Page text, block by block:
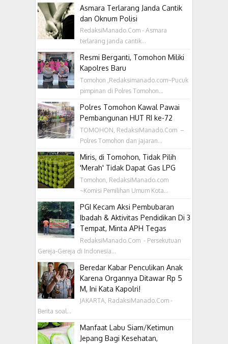
Asmara Terlarang Janda Cantik
dan Oknum Polisi
RedaksiManado.Com - Asmara
terlarang janda cantik...
Resmi Berganti, Tomohon Miliki
Kapolres Baru
Tomohon ,Redaksimanado.com~Pucuk
pimpinan di Polres Tomohon...
Polres Tomohon Kawal Pawai
Pembangunan HUT RI ke-72
TOMOHON, RedaksiManado.Com –
Polres Tomohon dan jajaran...
Miris, di Tomohon, Tidak Pilih
'Merah' Tidak Dapat Gas LPG
Tomohon, RedaksiManado.com
~Komisi Pemilihan Umum Kota...
PGI Kecam Aksi Pembubaran
Ibadah & Aktivitas Pendidikan Di 3
Tempat, Minta APH Tegas
RedaksiManado.Com - Persekutuan
Gereja-Gereja di Indonesia...
Beredar Kabar Penculikan Anak
Karena Organnya Ditawar Rp 5
M, Ini Kata Kapolri!
JAKARTA, RadaksiManado.Com -
Berita soal...
Manfaat Labu Siam/Ketimun
Jepang Bagi Kesehatan,